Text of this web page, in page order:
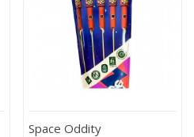
Space Oddity